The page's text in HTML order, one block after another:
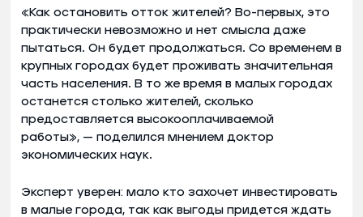
«Как остановить отток жителей? Во-первых, это
практически невозможно и нет смысла даже
пытаться. Он будет продолжаться. Со временем в
крупных городах будет проживать значительная
часть населения. В то же время в малых городах
останется столько жителей, сколько
предоставляется высокооплачиваемой
работы», — поделился мнением доктор
экономических наук.
Эксперт уверен: мало кто захочет инвестировать
в малые города, так как выгоды придется ждать